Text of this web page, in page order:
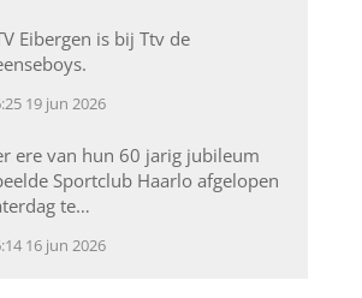
Eibergen is bij Ttv de
19 jun 2026
ere van hun 60 jarig jubileum
Sportclub Haarlo afgelopen
te…
16 jun 2026